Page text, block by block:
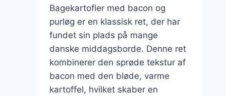
Bagekartofler med bacon og
purløg er en klassisk ret, der har
fundet sin plads på mange
danske middagsborde. Denne ret
kombinerer den sprøde tekstur af
bacon med den bløde, varme
kartoffel, hvilket skaber en